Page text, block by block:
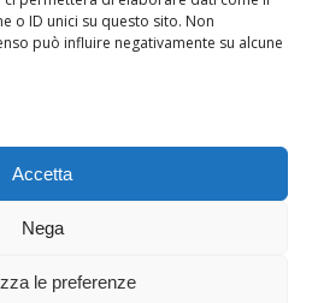
o ID unici su questo sito. Non
può influire negativamente su alcune
Accetta
Nega
le preferenze
fiscalità ed
di energia elettrica
Sostenibile 2026 ©